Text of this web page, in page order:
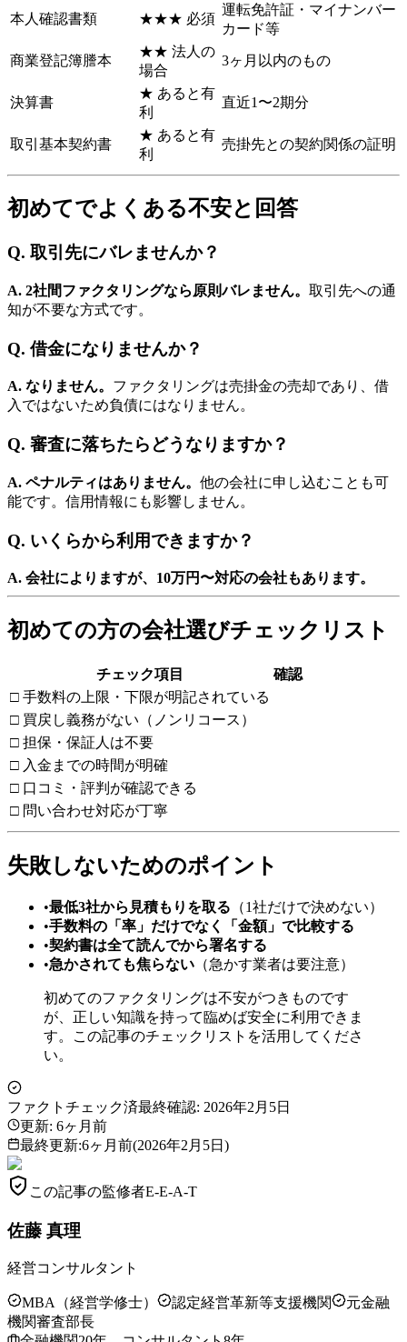
本人確認書類 ★★★ 必須
運転免許証・マイナンバー
カード等
商業登記簿謄本
★★ 法人の
場合
3ヶ月以内のもの
決算書
★ あると有
利
直近1〜2期分
取引基本契約書
★ あると有
利
売掛先との契約関係の証明
初めてでよくある不安と回答
Q. 取引先にバレませんか？
A. 2社間ファクタリングなら原則バレません。 取引先への通
知が不要な方式です。
Q. 借金になりませんか？
A. なりません。 ファクタリングは売掛金の売却であり、借
入ではないため負債にはなりません。
Q. 審査に落ちたらどうなりますか？
A. ペナルティはありません。 他の会社に申し込むことも可
能です。信用情報にも影響しません。
Q. いくらから利用できますか？
A. 会社によりますが、10万円〜対応の会社もあります。
初めての方の会社選びチェックリスト
チェック項目
確認
□ 手数料の上限・下限が明記されている
□ 買戻し義務がない（ノンリコース）
□ 担保・保証人は不要
□ 入金までの時間が明確
□ 口コミ・評判が確認できる
□ 問い合わせ対応が丁寧
失敗しないためのポイント
•最低3社から見積もりを取る （1社だけで決めない）
•手数料の「率」だけでなく「金額」で比較する
•契約書は全て読んでから署名する
•急かされても焦らない （急かす業者は要注意）
初めてのファクタリングは不安がつきものです
が、正しい知識を持って臨めば安全に利用できま
す。この記事のチェックリストを活用してくださ
い。
ファクトチェック済最終確認: 2026年2月5日
更新: 6ヶ月前
最終更新:6ヶ月前(2026年2月5日 )
この記事の監修者E-E-A-T
佐藤 真理
経営コンサルタント
MBA（経営学修士） 認定経営革新等支援機関
元金融
機関審査部長